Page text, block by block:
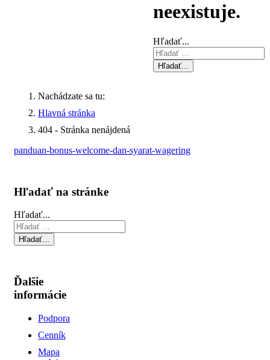
neexistuje.
Hľadať...
Hľadať...
Nachádzate sa tu:
Hlavná stránka
404 - Stránka nenájdená
panduan-bonus-welcome-dan-syarat-wagering
Hľadať na stránke
Hľadať...
Hľadať...
Ďalšie
informácie
Podpora
Cenník
Mapa